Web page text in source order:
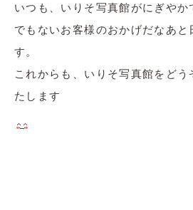
いつも、いりそ写真館がにぎやか
でもないお客様のおかげだなあと
す。
これからも、いりそ写真館をどう
たします